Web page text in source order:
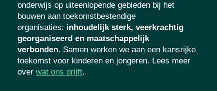
onderwijs op uiteenlopende gebieden bij het
bouwen aan toekomstbestendige
organisaties: inhoudelijk sterk, veerkrachtig
georganiseerd en maatschappelijk
verbonden. Samen werken we aan een kansrijke
toekomst voor kinderen en jongeren. Lees meer
over wat ons drijft.